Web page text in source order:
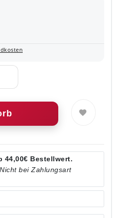
44,00€ Bestellwert.
bei Zahlungsart